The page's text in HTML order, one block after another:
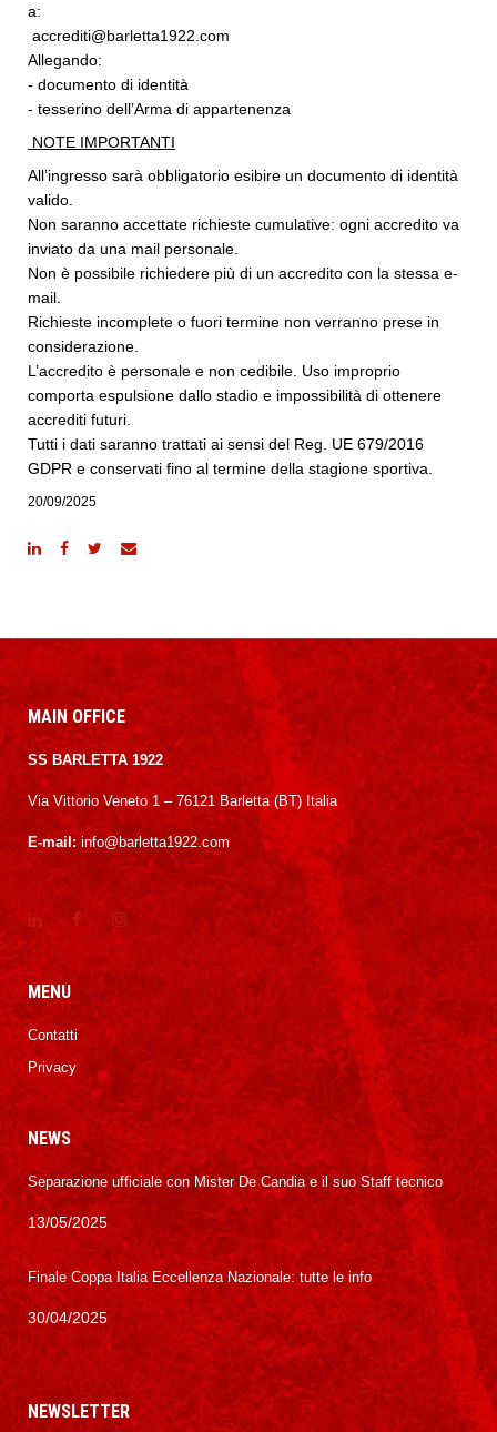
a:
accrediti@barletta1922.com
Allegando:
- documento di identità
- tesserino dell’Arma di appartenenza
NOTE IMPORTANTI
All’ingresso sarà obbligatorio esibire un documento di identità
valido.
Non saranno accettate richieste cumulative: ogni accredito va
inviato da una mail personale.
Non è possibile richiedere più di un accredito con la stessa e-
mail.
Richieste incomplete o fuori termine non verranno prese in
considerazione.
L’accredito è personale e non cedibile. Uso improprio
comporta espulsione dallo stadio e impossibilità di ottenere
accrediti futuri.
Tutti i dati saranno trattati ai sensi del Reg. UE 679/2016
GDPR e conservati fino al termine della stagione sportiva.
20/09/2025
MAIN OFFICE
SS BARLETTA 1922
Via Vittorio Veneto 1 – 76121 Barletta (BT) Italia
E-mail: info@barletta1922.com
MENU
Contatti
Privacy
NEWS
Separazione ufficiale con Mister De Candia e il suo Staff tecnico
13/05/2025
Finale Coppa Italia Eccellenza Nazionale: tutte le info
30/04/2025
NEWSLETTER